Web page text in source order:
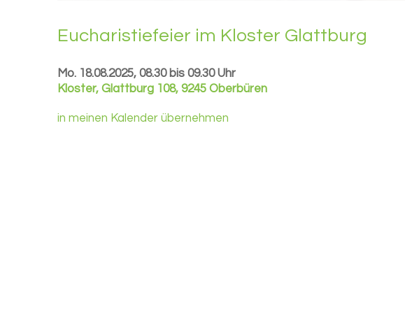
Eu­cha­ris­tie­fei­er im Klos­ter Glatt­burg
Mo. 18.08.2025, 08.30 bis 09.30 Uhr
Kloster, Glattburg 108, 9245 Oberbüren
in meinen Kalender übernehmen